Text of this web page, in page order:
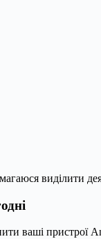
виділити
ваші